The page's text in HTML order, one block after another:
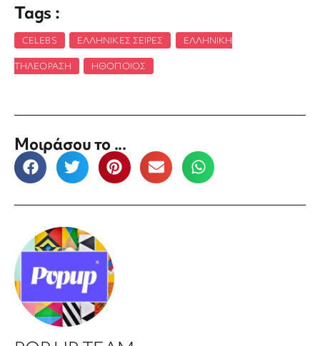
Tags :
CELEBS ΕΛΛΗΝΙΚΈΣ ΣΕΙΡΈΣ ΕΛΛΗΝΙΚΉ
ΤΗΛΕΌΡΑΣΗ ΗΘΟΠΟΙΌΣ
Μοιράσου το ...